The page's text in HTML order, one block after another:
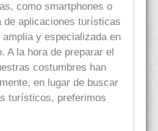
como smartphones o
de aplicaciones turísticas
y especializada en
A la hora de preparar el
costumbres han
en lugar de buscar
turísticos, preferimos